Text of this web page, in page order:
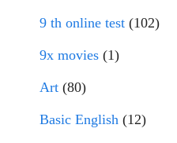
9 th online test (102)
9x movies (1)
Art (80)
Basic English (12)